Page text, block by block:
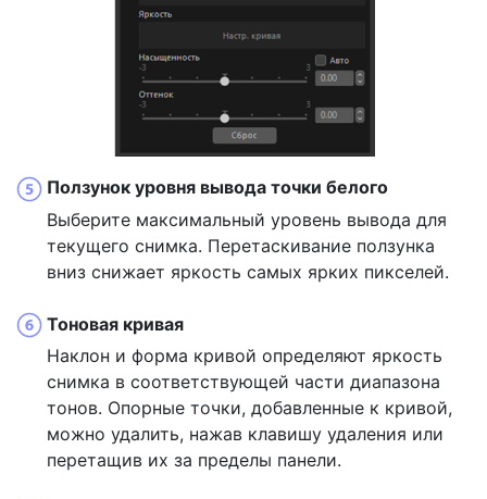
Ползунок уровня вывода точки белого
Выберите максимальный уровень вывода для
текущего снимка. Перетаскивание ползунка
вниз снижает яркость самых ярких пикселей.
Тоновая кривая
Наклон и форма кривой определяют яркость
снимка в соответствующей части диапазона
тонов. Опорные точки, добавленные к кривой,
можно удалить, нажав клавишу удаления или
перетащив их за пределы панели.